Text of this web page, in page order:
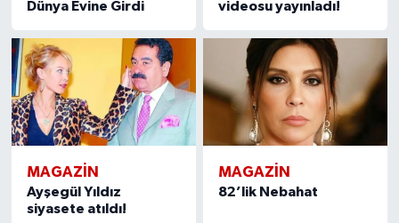
Dünya Evine Girdi videosu yayınladı!
MAGAZIN
Ayşegül Yıldız
siyasete atıldı!
MAGAZIN
82’lik Nebahat